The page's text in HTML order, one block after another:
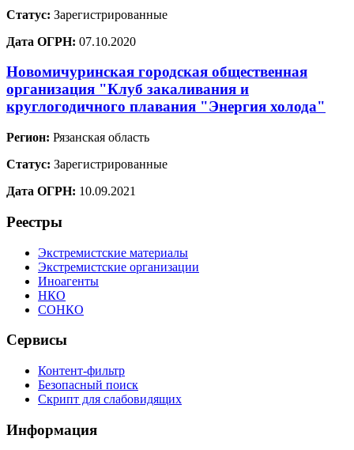
Статус: Зарегистрированные
Дата ОГРН: 07.10.2020
Новомичуринская городская общественная
организация "Клуб закаливания и
круглогодичного плавания "Энергия холода"
Регион: Рязанская область
Статус: Зарегистрированные
Дата ОГРН: 10.09.2021
Реестры
Экстремистские материалы
Экстремистские организации
Иноагенты
НКО
СОНКО
Сервисы
Контент-фильтр
Безопасный поиск
Скрипт для слабовидящих
Информация